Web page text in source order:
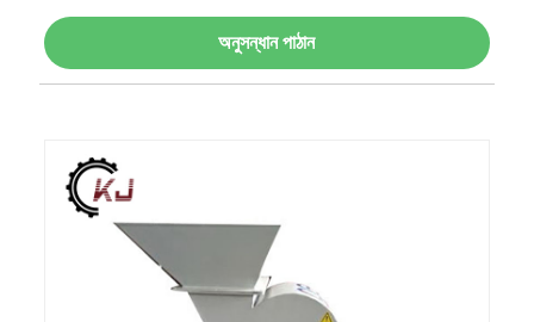
অনুসন্ধান পাঠান